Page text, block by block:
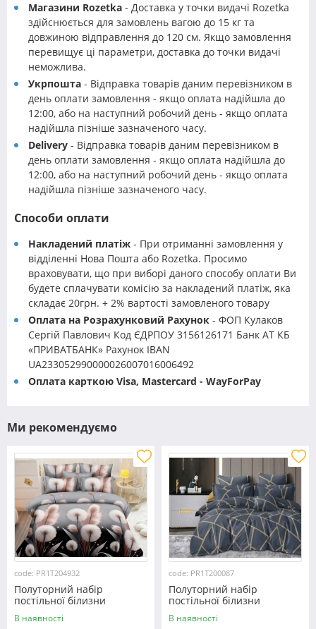
Магазини Rozetka - Доставка у точки видачі Rozetka
здійснюється для замовлень вагою до 15 кг та
довжиною відправлення до 120 см. Якщо замовлення
перевищує ці параметри, доставка до точки видачі
неможлива.
Укрпошта - Відправка товарів даним перевізником в
день оплати замовлення - якщо оплата надійшла до
12:00, або на наступний робочий день - якщо оплата
надійшла пізніше зазначеного часу.
Delivery - Відправка товарів даним перевізником в
день оплати замовлення - якщо оплата надійшла до
12:00, або на наступний робочий день - якщо оплата
надійшла пізніше зазначеного часу.
Способи оплати
Накладений платіж - При отриманні замовлення у
відділенні Нова Пошта або Rozetka. Просимо
враховувати, що при виборі даного способу оплати Ви
будете сплачувати комісію за накладений платіж, яка
складає 20грн. + 2% вартості замовленого товару
Оплата на Розрахунковий Рахунок - ФОП Кулаков
Сергій Павлович Код ЄДРПОУ 3156126171 Банк АТ КБ
«ПРИВАТБАНК» Рахунок IBAN
UA233052990000026007016006492
Оплата карткою Visa, Mastercard - WayForPay
Ми рекомендуємо
code: PR1T204932
Полуторний набір
постільної білизни
150*220 із полікотону
№204932 Черешенька™
В наявності
code: PR1T200087
Полуторний набір
постільної білизни
150*220 із полікотону
№200087 Черешенька™
В наявності